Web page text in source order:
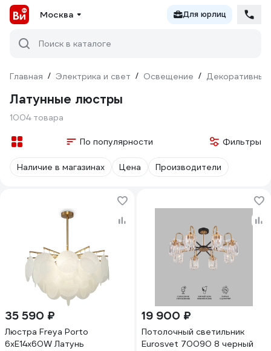
Москва Для юрлиц
Поиск в каталоге
Главная / Электрика и свет / Освещение / Декоративный
Латунные люстры
1004 товара
По популярности Фильтры
Наличие в магазинах Цена Производители
35 590 ₽
Люстра Freya Porto
6хE14x60W Латунь
19 900 ₽
Потолочный светильник
Eurosvet 70090 8 черный